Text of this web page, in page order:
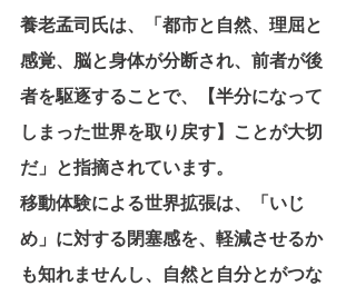
養老孟司氏は、「都市と自然、理屈と
感覚、脳と身体が分断され、前者が後
者を駆逐することで、【半分になって
しまった世界を取り戻す】ことが大切
だ」と指摘されています。
移動体験による世界拡張は、「いじ
め」に対する閉塞感を、軽減させるか
も知れませんし、自然と自分とがつな